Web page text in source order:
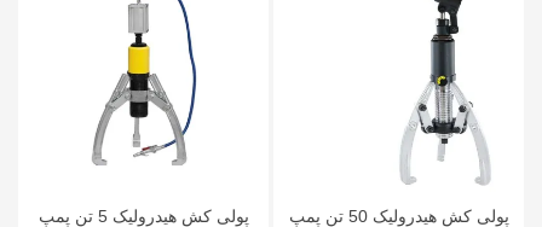
پولی کش هیدرولیک 50 تن پمپ
پولی کش هیدرولیک 5 تن پمپ